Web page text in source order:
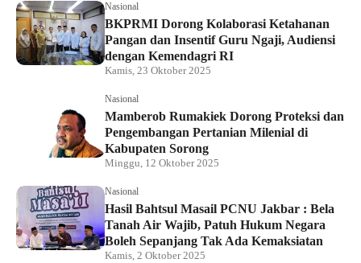
Nasional
BKPRMI Dorong Kolaborasi Ketahanan
Pangan dan Insentif Guru Ngaji, Audiensi
dengan Kemendagri RI
Kamis, 23 Oktober 2025
Nasional
Mamberob Rumakiek Dorong Proteksi dan
Pengembangan Pertanian Milenial di
Kabupaten Sorong
Minggu, 12 Oktober 2025
Nasional
Hasil Bahtsul Masail PCNU Jakbar : Bela
Tanah Air Wajib, Patuh Hukum Negara
Boleh Sepanjang Tak Ada Kemaksiatan
Kamis, 2 Oktober 2025